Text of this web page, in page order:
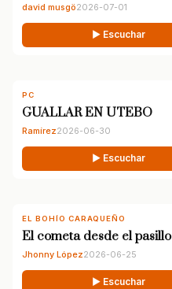
david musgö2026-07-01
▶ Escuchar
PC
GUALLAR EN UTEBO
Ramírez2026-06-30
▶ Escuchar
EL BOHÍO CARAQUEÑO
El cometa desde el pasillo
Jhonny López2026-06-25
▶ Escuchar